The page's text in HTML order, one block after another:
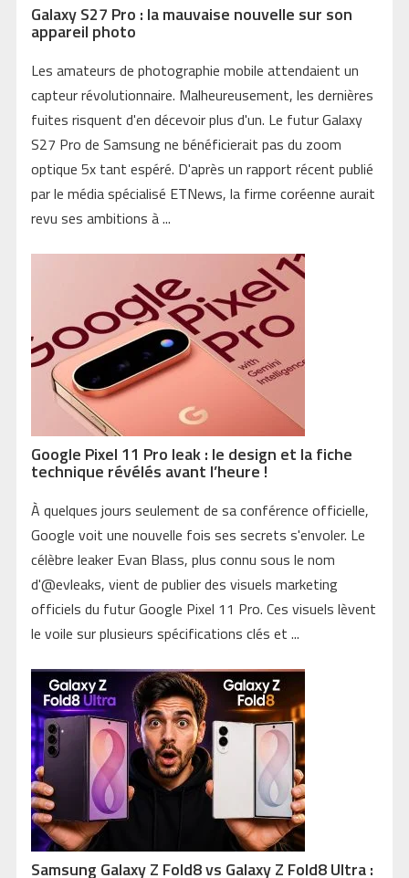
Galaxy S27 Pro : la mauvaise nouvelle sur son
appareil photo
Les amateurs de photographie mobile attendaient un
capteur révolutionnaire. Malheureusement, les dernières
fuites risquent d'en décevoir plus d'un. Le futur Galaxy
S27 Pro de Samsung ne bénéficierait pas du zoom
optique 5x tant espéré. D'après un rapport récent publié
par le média spécialisé ETNews, la firme coréenne aurait
revu ses ambitions à ...
Google Pixel 11 Pro leak : le design et la fiche
technique révélés avant l’heure !
À quelques jours seulement de sa conférence officielle,
Google voit une nouvelle fois ses secrets s'envoler. Le
célèbre leaker Evan Blass, plus connu sous le nom
d'@evleaks, vient de publier des visuels marketing
officiels du futur Google Pixel 11 Pro. Ces visuels lèvent
le voile sur plusieurs spécifications clés et ...
Samsung Galaxy Z Fold8 vs Galaxy Z Fold8 Ultra :